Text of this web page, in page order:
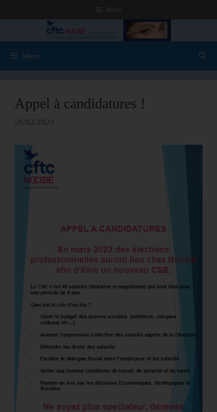
Menu
Menu
Appel à candidatures !
26/02/2023